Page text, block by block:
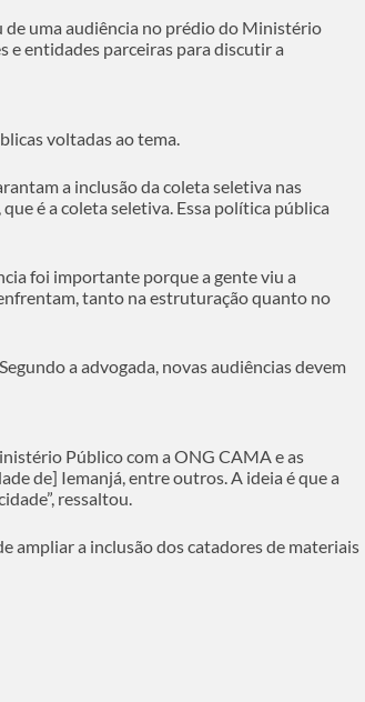
uma audiência no prédio do Ministério
e entidades parceiras para discutir a
voltadas ao tema.
a inclusão da coleta seletiva nas
é a coleta seletiva. Essa política pública
foi importante porque a gente viu a
tanto na estruturação quanto no
a advogada, novas audiências devem
Público com a ONG CAMA e as
de] Iemanjá, entre outros. A ideia é que a
ressaltou.
ampliar a inclusão dos catadores de materiais